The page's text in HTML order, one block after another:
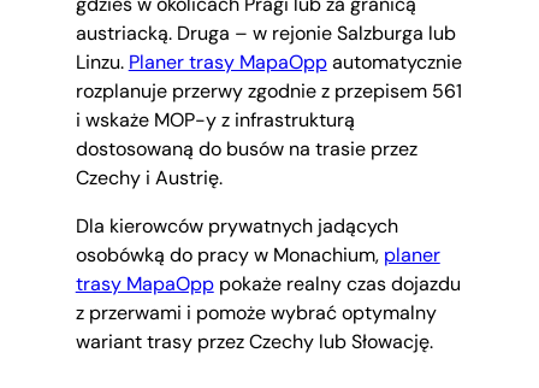
austriacką. Druga – w rejonie Salzburga lub
Linzu. Planer trasy MapaOppautomatycznie
rozplanuje przerwy zgodnie z przepisem 561
i wskaże MOP-y z infrastrukturą
dostosowaną do busów na trasie przez
Czechy i Austrię.
Dla kierowców prywatnych jadących
osobówką do pracy w Monachium, planer
trasy MapaOpppokaże realny czas dojazdu
z przerwami i pomoże wybrać optymalny
wariant trasy przez Czechy lub Słowację.